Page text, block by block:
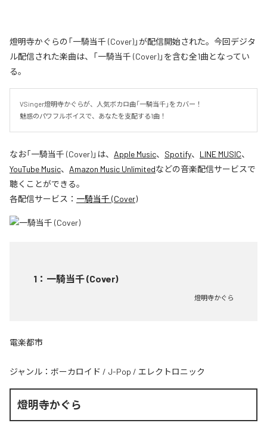
燈明寺かぐらの「一騎当千 (Cover)」が配信開始された。今回デジタ
ル配信された楽曲は、「一騎当千 (Cover)」を含む全1曲となってい
る。
VSinger燈明寺かぐらが、人気ボカロ曲「一騎当千」をカバー！
魅惑のパワフルボイスで、あなたを支配する1曲！
なお「一騎当千 (Cover)」は、 Apple Music、 Spotify、 LINE MUSIC、
YouTube Music、 Amazon Music Unlimitedなどの音楽配信サービスで
聴くことができる。
各配信サービス： 一騎当千 (Cover)
1 ： 一騎当千 (Cover)
燈明寺かぐら
電楽都市
ジャンル： ボーカロイド / J-Pop / エレクトロニック
燈明寺かぐら